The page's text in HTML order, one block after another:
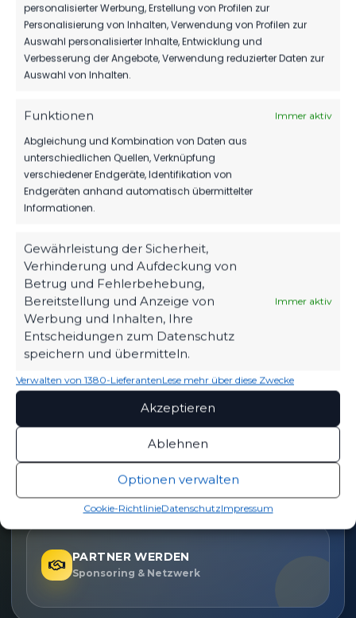
personalisierter Werbung, Erstellung von Profilen zur
Personalisierung von Inhalten, Verwendung von Profilen zur
Auswahl personalisierter Inhalte, Entwicklung und
Verbesserung der Angebote, Verwendung reduzierter Daten zur
Auswahl von Inhalten.
Funktionen Immer aktiv
Abgleichung und Kombination von Daten aus
unterschiedlichen Quellen, Verknüpfung
verschiedener Endgeräte, Identifikation von
Endgeräten anhand automatisch übermittelter
Informationen.
Gewährleistung der Sicherheit,
Verhinderung und Aufdeckung von
Betrug und Fehlerbehebung,
Bereitstellung und Anzeige von
Werbung und Inhalten, Ihre
Entscheidungen zum Datenschutz
speichern und übermitteln.
Immer aktiv
Verwalten von 1380-LieferantenLese mehr über diese Zwecke
Akzeptieren
Ablehnen
Optionen verwalten
Cookie-RichtlinieDatenschutzImpressum
OFFIZIELLE VEREINSSEITE
DEIN HEIMSPIEL. DEIN FSV.
Tickets, Spielplan, News und Vereinsinfos – alles
kompakt auf einen Blick.
Eintrittspreise & Spieltag
SPIELPLAN
Nächste Partien ansehen
PARTNER WERDEN
Sponsoring & Netzwerk